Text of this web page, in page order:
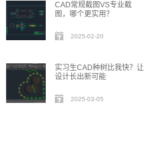
CAD常规截图VS专业截
图，哪个更实用？
2025-02-20
实习生CAD种树比我快？让
设计长出新可能
2025-03-05